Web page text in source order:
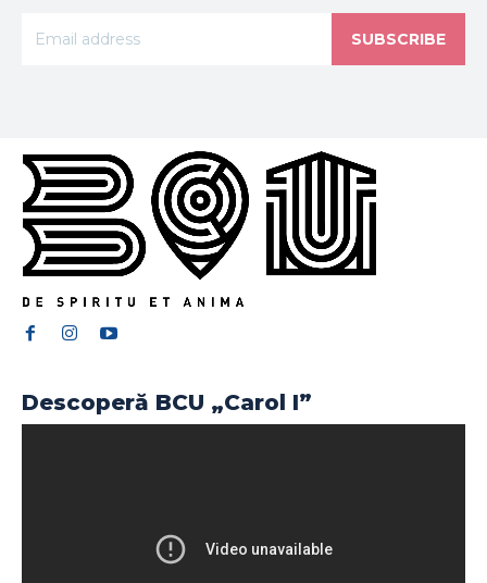
SUBSCRIBE
Descoperă BCU „Carol I”